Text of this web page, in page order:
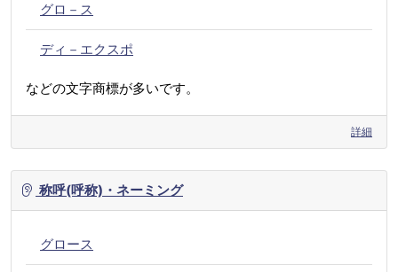
グロ－ス
ディ－エクスポ
などの文字商標が多いです。
詳細
称呼(呼称)・ネーミング
グロース